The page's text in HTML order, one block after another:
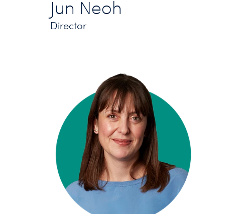
Jun Neoh
Director